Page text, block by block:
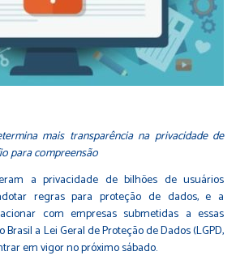
mais transparência na privacidade de
para compreensão
a privacidade de bilhões de usuários
regras para proteção de dados, e a
com empresas submetidas a essas
Brasil a Lei Geral de Proteção de Dados (LGPD,
em vigor no próximo sábado.